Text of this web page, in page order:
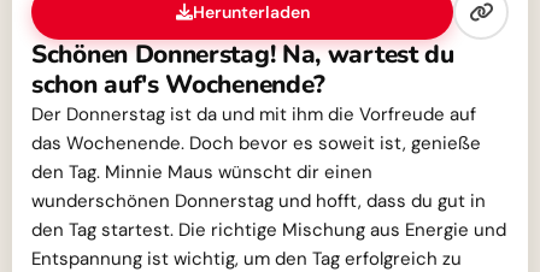
Herunterladen
Schönen Donnerstag! Na, wartest du
schon auf's Wochenende?
Der Donnerstag ist da und mit ihm die Vorfreude auf
das Wochenende. Doch bevor es soweit ist, genieße
den Tag. Minnie Maus wünscht dir einen
wunderschönen Donnerstag und hofft, dass du gut in
den Tag startest. Die richtige Mischung aus Energie und
Entspannung ist wichtig, um den Tag erfolgreich zu